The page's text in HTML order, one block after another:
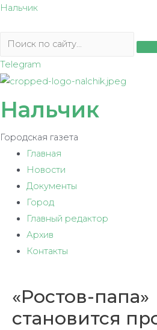
Перейти
содержимому
Нальчик
Telegram
Нальчик
Городская газета
Главная
Новости
Документы
Город
Главный редактор
Архив
Контакты
«Ростов-папа»
становится